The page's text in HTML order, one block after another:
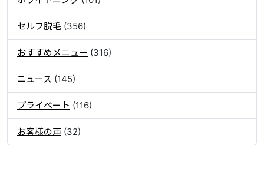
セルフ脱毛 (356)
おすすめメニュー (316)
ニュース (145)
プライベート (116)
お客様の声 (32)